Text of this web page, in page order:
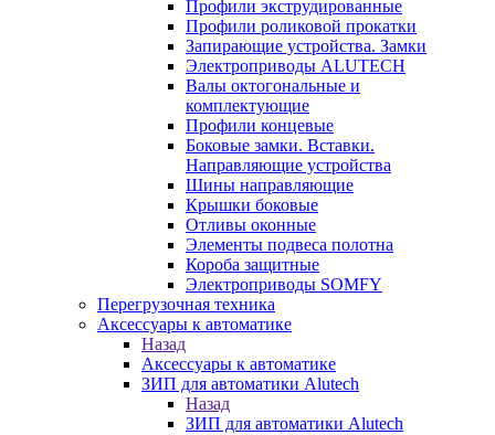
Профили экструдированные
Профили роликовой прокатки
Запирающие устройства. Замки
Электроприводы ALUTECH
Валы октогональные и
комплектующие
Профили концевые
Боковые замки. Вставки.
Направляющие устройства
Шины направляющие
Крышки боковые
Отливы оконные
Элементы подвеса полотна
Короба защитные
Электроприводы SOMFY
Перегрузочная техника
Аксессуары к автоматике
Назад
Аксессуары к автоматике
ЗИП для автоматики Alutech
Назад
ЗИП для автоматики Alutech